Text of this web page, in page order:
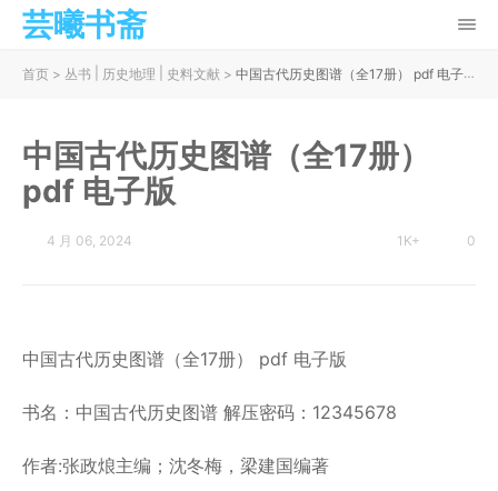
芸曦书斋
首页 > 丛书 历史地理 史料文献 > 中国古代历史图谱（全17册） pdf 电子版
中国古代历史图谱（全17册）
pdf 电子版
4 月 06, 2024 1K+ 0
中国古代历史图谱（全17册） pdf 电子版
书名：中国古代历史图谱 解压密码：12345678
作者:张政烺主编；沈冬梅，梁建国编著